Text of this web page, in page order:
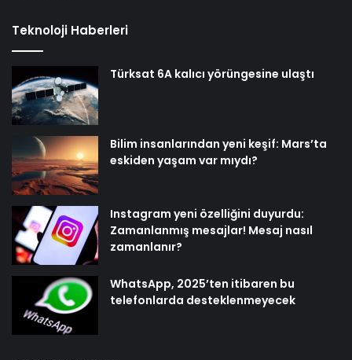
Teknoloji Haberleri
Türksat 6A kalıcı yörüngesine ulaştı
Bilim insanlarından yeni keşif: Mars’ta
eskiden yaşam var mıydı?
Instagram yeni özelliğini duyurdu:
Zamanlanmış mesajlar! Mesaj nasıl
zamanlanır?
WhatsApp, 2025’ten itibaren bu
telefonlarda desteklenmeyecek